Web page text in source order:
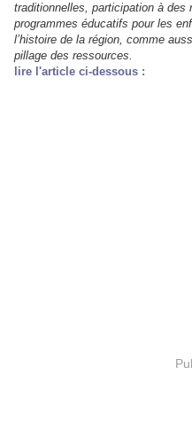
traditionnelles, participation à des
programmes éducatifs pour les
l’histoire de la région, comme
pillage des ressources.
lire l'article ci-dessous :